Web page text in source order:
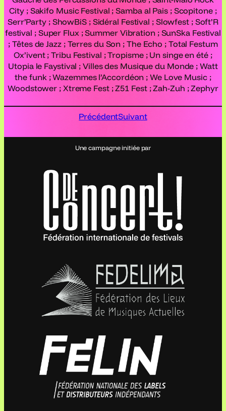
City ; Sakifo Music Festival ; Samba al Pais ; Scopitone ;
Serr’Party ; ShowBiS ; Sidéral Festival ; Slowfest ; Soft’R
festival ; Super Flux ; Summer Vibration ; SunSka Festival
; Têtes de Jazz ; Terres du Son ; The Echo ; Total Festum
Ox’ivent ; Tribu Festival ; Tropisme ; Un singe en été ;
Utopia le Faystival ; Villes des Musique du Monde ; Watt
the funk ; Wazemmes l’Accordéon ; We Love Music ;
Woodstower ; Xtreme Fest ; Z51 Fest ; Zah-Zuh ; Zephyr
PrécédentSuivant
Une campagne initiée par